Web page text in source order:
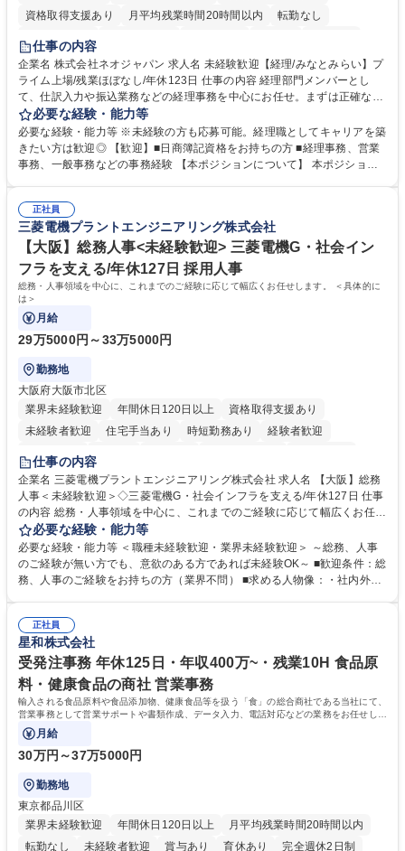
資格取得支援あり
月平均残業時間20時間以内
転勤なし
未経験者歓迎
完全週休2日制
交通費支給 駅近5分以内 土日祝休み
服装自由
寮・社宅あり
仕事の内容
企業名 株式会社ネオジャパン 求人名 未経験歓迎【経理/みなとみらい】プ
ライム上場/残業ほぼなし/年休123日 仕事の内容 経理部門メンバーとし
て、仕訳入力や振込業務などの経理事務を中心にお任せ。まずは正確な入
力・確認業務からスタートし、既存メンバーと一緒に業務を進めながら段
階的に経理知識を身につけていただきます。 【具体的には】 ■社内稟議に
基づく仕訳入力 ■月末の振込業務 ■明細作成 ■伝票処理、記帳業務 ■既存
メンバーの業務サポート 【将来的には】 ■月次決算補助 ■四半期・年次決
想定です。 募集職種 未経験歓迎【経理/みなとみらい】プライム上場/残業
ほぼなし/年休123日
必要な経験・能力等
必要な経験・能力等 ※未経験の方も応募可能。経理職としてキャリアを築
きたい方は歓迎◎ 【歓迎】■日商簿記資格をお持ちの方 ■経理事務、営業
事務、一般事務などの事務経験 【本ポジションについて】 本ポジション
当し、3～5年をかけて月次決算・四半期決算・開示資料作成補助などへス
テップアップできます。また、残業は通常月ほぼなく、決算月でも10時間
未満のため、無理なく経理として専門性を身につけられる環境です。 学
歴・資格 学歴：大学院 大学 高専 短大 専修学校 高校 語学力： 資格：日商
簿記検定1級 日商簿記検定2級
正社員
三菱電機プラントエンジニアリング株式会社
【大阪】総務人事<未経験歓迎> 三菱電機G・社会イン
フラを支える/年休127日 採用人事
総務・人事領域を中心に、これまでのご経験に応じて幅広くお任せします。 ＜具体的に
は＞
月給
29万5000円～33万5000円
勤務地
大阪府大阪市北区
業界未経験歓迎
年間休日120日以上
資格取得支援あり
未経験者歓迎
住宅手当あり 時短勤務あり
経験者歓迎
退職金あり
駅近5分以内
土日祝休み 服装自由 寮・社宅あり 食事補助あり
仕事の内容
企業名 三菱電機プラントエンジニアリング株式会社 求人名 【大阪】総務
人事＜未経験歓迎＞◇三菱電機G・社会インフラを支える/年休127日 仕事
の内容 総務・人事領域を中心に、これまでのご経験に応じて幅広くお任せ
します。 ＜具体的には＞ ・総務/人事労務（給与・社保・勤怠管理など）
・採用・教育研修 ・福利厚生運用 など ※基本的には事務所勤務ですが、
採用や教育等の業務内容により、関西圏以外への日帰り・宿泊を伴う国内
出張もございます。 ※担当業務を持ちつつ、お互いに助け合いながら、総
必要な経験・能力等
必要な経験・能力等 ＜職種未経験歓迎・業界未経験歓迎＞ ～総務、人事
のご経験が無い方でも、意欲のある方であれば未経験OK～ ■歓迎条件：総
務、人事のご経験をお持ちの方（業界不問） ■求める人物像：・社内外の
正社員
星和株式会社
受発注事務 年休125日・年収400万~・残業10H 食品原
料・健康食品の商社 営業事務
輸入される食品原料や食品添加物、健康食品等を扱う「食」の総合商社である当社にて、
営業事務として営業サポートや書類作成、データ入力、電話対応などの業務をお任せしま
す。
月給
30万円～37万5000円
勤務地
東京都品川区
業界未経験歓迎
年間休日120日以上
月平均残業時間20時間以内
転勤なし
未経験者歓迎 賞与あり 育休あり
完全週休2日制